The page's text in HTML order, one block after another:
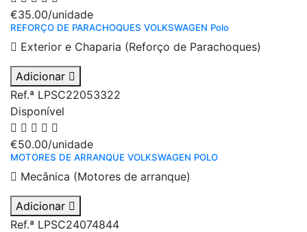
€35.00/unidade
REFORÇO DE PARACHOQUES VOLKSWAGEN Polo
Exterior e Chaparia (Reforço de Parachoques)
Adicionar
Ref.ª LPSC22053322
Disponível
€50.00/unidade
MOTORES DE ARRANQUE VOLKSWAGEN POLO
Mecânica (Motores de arranque)
Adicionar
Ref.ª LPSC24074844